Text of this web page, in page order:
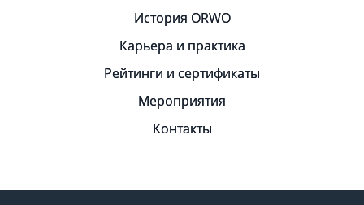
История ORWO
Карьера и практика
Рейтинги и сертификаты
Мероприятия
Контакты